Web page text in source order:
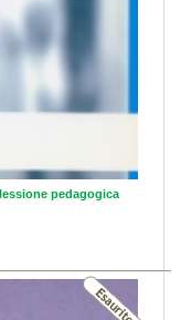
pedagogica